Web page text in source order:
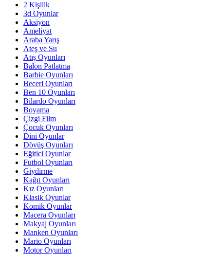
2 Kişilik
3d Oyunlar
Aksiyon
Ameliyat
Araba Yarış
Ateş ve Su
Atış Oyunları
Balon Patlatma
Barbie Oyunları
Beceri Oyunları
Ben 10 Oyunları
Bilardo Oyunları
Boyama
Çizgi Film
Çocuk Oyunları
Dini Oyunlar
Dövüş Oyunları
Eğitici Oyunlar
Futbol Oyunları
Giydirme
Kağıt Oyunları
Kız Oyunları
Klasik Oyunlar
Komik Oyunlar
Macera Oyunları
Makyaj Oyunları
Manken Oyunları
Mario Oyunları
Motor Oyunları